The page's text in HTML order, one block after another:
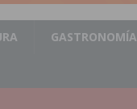
GASTRONOMÍA